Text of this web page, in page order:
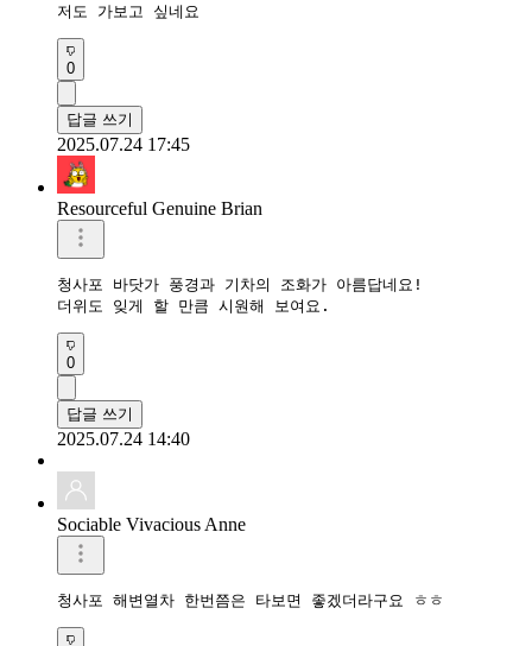
저도 가보고 싶네요
0
답글 쓰기
2025.07.24 17:45
Resourceful Genuine Brian
청사포 바닷가 풍경과 기차의 조화가 아름답네요!
더위도 잊게 할 만큼 시원해 보여요.
0
답글 쓰기
2025.07.24 14:40
Sociable Vivacious Anne
청사포 해변열차 한번쯤은 타보면 좋겠더라구요 ㅎㅎ